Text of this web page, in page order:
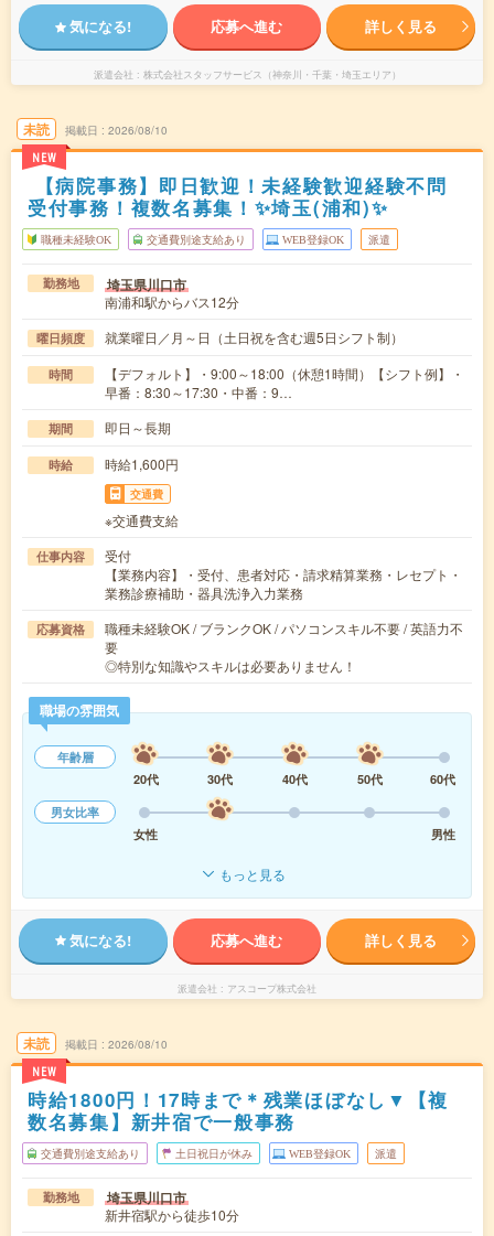
気になる! 応募へ進む 詳しく見る
派遣会社 株式会社スタッフサービス（神奈川・千葉・埼玉エリア）
未読
NEW
掲載日 2026/08/10
【病院事務】即日歓迎！未経験歓迎経験不問
受付事務！複数名募集！✨埼玉(浦和)✨
職種未経験OK 交通費別途支給あり WEB登録OK 派遣
勤務地 埼玉県川口市
南浦和駅からバス12分
曜日頻度 就業曜日／月～日（土日祝を含む週5日シフト制）
時間
【デフォルト】・9:00～18:00（休憩1時間）【シフト例】・
早番：8:30～17:30・中番：9…
期間 即日～長期
時給 時給1,600円
交通費
※交通費支給
仕事内容
受付
【業務内容】・受付、患者対応・請求精算業務・レセプト・
業務診療補助・器具洗浄入力業務
応募資格
職種未経験OK / ブランクOK / パソコンスキル不要 / 英語力不
要
◎特別な知識やスキルは必要ありません！
職場の雰囲気
年齢層
20代
30代 40代 50代
60代
男女比率
女性
男性
もっと見る
気になる! 応募へ進む 詳しく見る
派遣会社 アスコープ株式会社
未読
NEW
掲載日 2026/08/10
時給1800円！17時まで＊残業ほぼなし▼【複
数名募集】新井宿で一般事務
交通費別途支給あり 土日祝日が休み WEB登録OK 派遣
勤務地 埼玉県川口市
新井宿駅から徒歩10分